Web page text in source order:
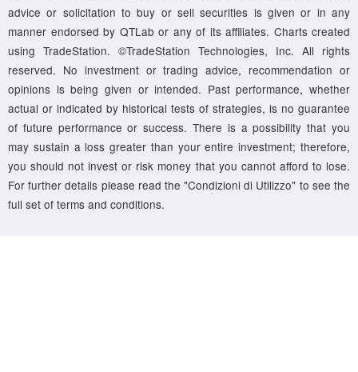
advice or solicitation to buy or sell securities is given or in any
manner endorsed by QTLab or any of its affiliates. Charts created
using TradeStation. ©TradeStation Technologies, Inc. All rights
reserved. No investment or trading advice, recommendation or
opinions is being given or intended. Past performance, whether
actual or indicated by historical tests of strategies, is no guarantee
of future performance or success. There is a possibility that you
may sustain a loss greater than your entire investment; therefore,
you should not invest or risk money that you cannot afford to lose.
For further details please read the "Condizioni di Utilizzo" to see the
full set of terms and conditions.